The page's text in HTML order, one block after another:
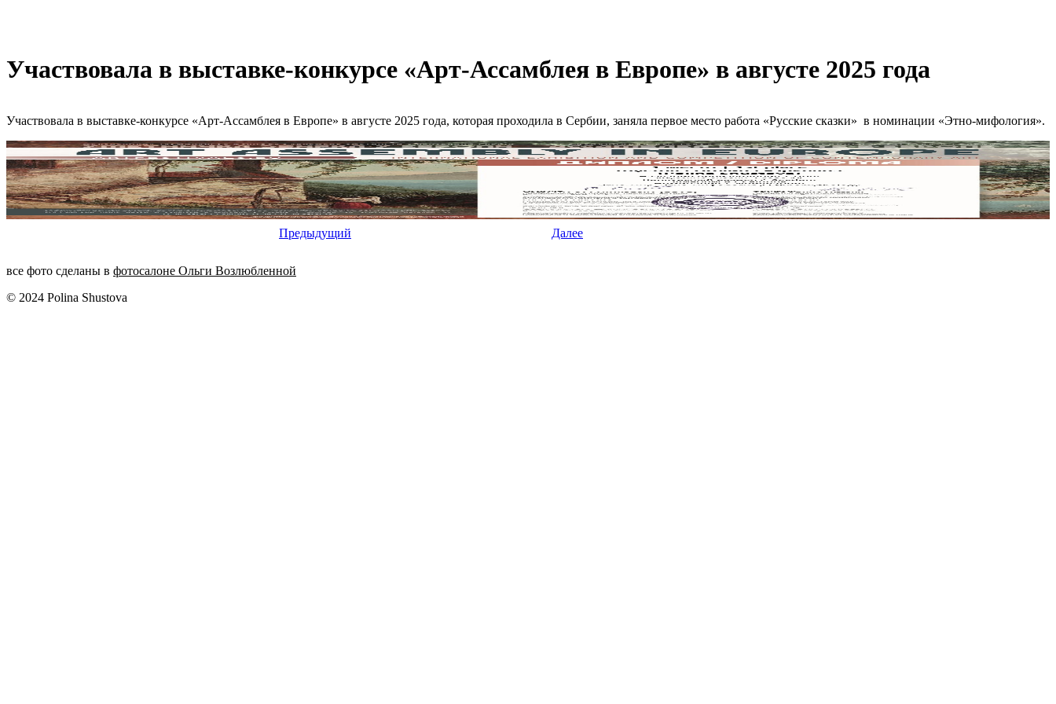
Участвовала в выставке-конкурсе «Арт-Ассамблея в Европе» в августе 2025 года
Участвовала в выставке-конкурсе «Арт-Ассамблея в Европе» в августе 2025 года, которая проходила в Сербии, заняла первое место работа «Русские сказки» в номинации «Этно-мифология».
Предыдущий Далее
все фото сделаны в фотосалоне Ольги Возлюбленной
© 2024 Polina Shustova